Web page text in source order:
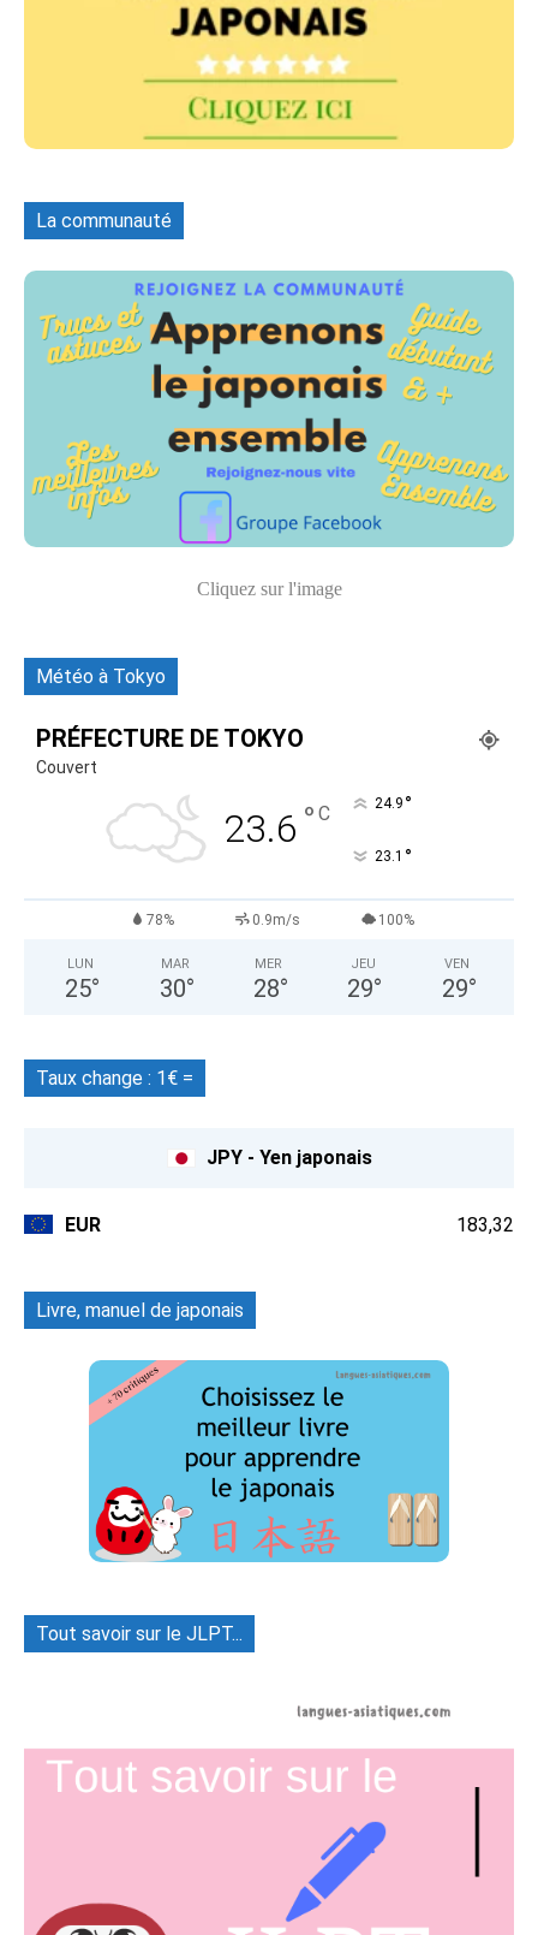
La communauté
Cliquez sur l'image
Météo à Tokyo
PRÉFECTURE DE TOKYO
Couvert
23.6 ° C 24.9 °
23.1 °
78% 0.9m/s 100%
LUN
25°
MAR
30°
MER
28°
JEU
29°
VEN
29°
Taux change : 1€ =
JPY - Yen japonais
EUR 183,32
Livre, manuel de japonais
Tout savoir sur le JLPT...